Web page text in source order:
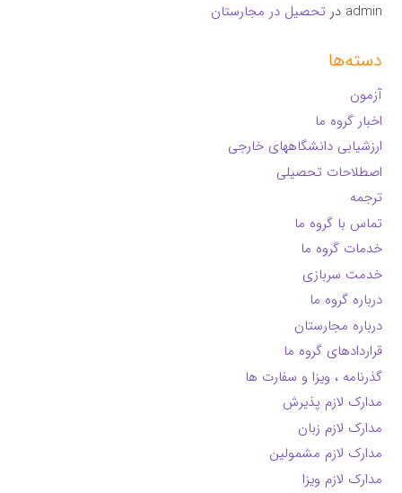
admin در تحصیل در مجارستان
دسته‌ها
آزمون
اخبار گروه ما
ارزشیابی دانشگاههای خارجی
اصطلاحات تحصیلی
ترجمه
تماس با گروه ما
خدمات گروه ما
خدمت سربازی
درباره گروه ما
درباره مجارستان
قراردادهای گروه ما
گذرنامه ، ویزا و سفارت ها
مدارک لازم پذیرش
مدارک لازم زبان
مدارک لازم مشمولین
مدارک لازم ویزا